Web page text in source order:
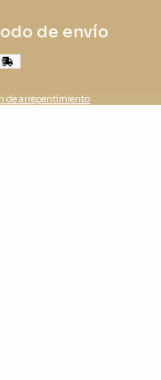
de envío
de arrepentimiento